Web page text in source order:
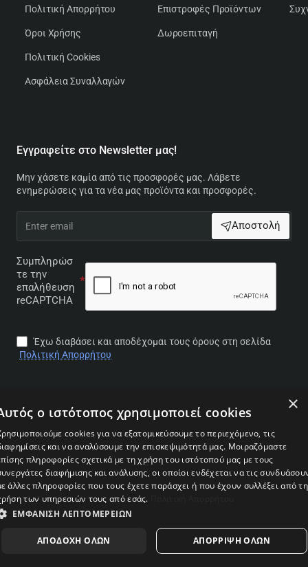
Επιθυμίες Επικοινωνία Καλέστε μας
Πολιτική Απορρήτου
Όροι Χρήσης
Πολιτική Cookies
Ασφάλεια Συναλλαγών
Επιστροφές Προϊόντων
Δωροεπιταγή
Εγγραφείτε στο Newsletter μας!
Μην χάσετε καμία από τις προσφορές μας. Λάβετε
ενημερώσεις για τα νέα μας προϊόντα και προσφορές.
email
Αποστολή
Συμπληρώσ
τε την
επαλήθευση
reCAPTCHA
Έχω διαβάσει και αποδέχομαι τους όρους στη σελίδα
Πολιτική Απορρήτου
Laptopolis.gr • Εμπορία Η/Υ • Με την επιφύλαξη παντός
νομίμου δικαιώματος • Αριθμός ΓΕΜΗ: 149177119000
Designed & Developed by ChristosDim
×
ο ιστότοπος χρησιμοποιεί cookies
cookies για να εξατομικεύσουμε το περιεχόμενο, τις
και να αναλύσουμε την επισκεψιμότητά μας. Μοιραζόμαστε
πληροφορίες σχετικά με τη χρήση του ιστότοπού μας με τους
διαφήμισης και ανάλυσης, οι οποίοι ενδέχεται να τις
άλλες πληροφορίες που τους έχετε παράσχει ή που έχουν συλλέξει από τη
των υπηρεσιών τους από εσάς.
ΕΜΦΆΝΙΣΗ ΛΕΠΤΟΜΕΡΕΙΏΝ
ΑΠΟΔΟΧΉ ΌΛΩΝ ΑΠΌΡΡΙΨΗ ΌΛΩΝ